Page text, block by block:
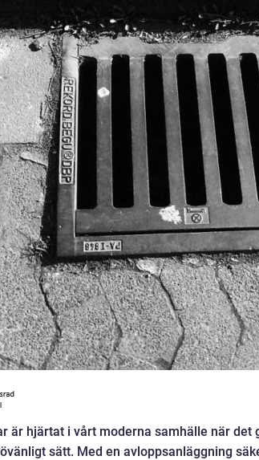
är hjärtat i vårt moderna samhälle när det
sätt. Med en avloppsanläggning